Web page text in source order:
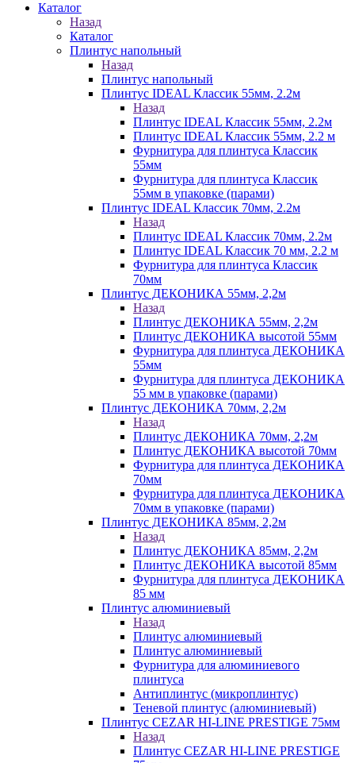
Каталог
Назад
Каталог
Плинтус напольный
Назад
Плинтус напольный
Плинтус IDEAL Классик 55мм, 2.2м
Назад
Плинтус IDEAL Классик 55мм, 2.2м
Плинтус IDEAL Классик 55мм, 2.2 м
Фурнитура для плинтуса Классик
55мм
Фурнитура для плинтуса Классик
55мм в упаковке (парами)
Плинтус IDEAL Классик 70мм, 2.2м
Назад
Плинтус IDEAL Классик 70мм, 2.2м
Плинтус IDEAL Классик 70 мм, 2.2 м
Фурнитура для плинтуса Классик
70мм
Плинтус ДЕКОНИКА 55мм, 2,2м
Назад
Плинтус ДЕКОНИКА 55мм, 2,2м
Плинтус ДЕКОНИКА высотой 55мм
Фурнитура для плинтуса ДЕКОНИКА
55мм
Фурнитура для плинтуса ДЕКОНИКА
55 мм в упаковке (парами)
Плинтус ДЕКОНИКА 70мм, 2,2м
Назад
Плинтус ДЕКОНИКА 70мм, 2,2м
Плинтус ДЕКОНИКА высотой 70мм
Фурнитура для плинтуса ДЕКОНИКА
70мм
Фурнитура для плинтуса ДЕКОНИКА
70мм в упаковке (парами)
Плинтус ДЕКОНИКА 85мм, 2,2м
Назад
Плинтус ДЕКОНИКА 85мм, 2,2м
Плинтус ДЕКОНИКА высотой 85мм
Фурнитура для плинтуса ДЕКОНИКА
85 мм
Плинтус алюминиевый
Назад
Плинтус алюминиевый
Плинтус алюминиевый
Фурнитура для алюминиевого
плинтуса
Антиплинтус (микроплинтус)
Теневой плинтус (алюминиевый)
Плинтус CEZAR HI-LINE PRESTIGE 75мм
Назад
Плинтус CEZAR HI-LINE PRESTIGE